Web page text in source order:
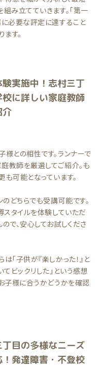
み立てていきます。「第一
必要な評定に達すること
す。
験実施中！志村三丁
校に詳しい家庭教師
介
との相性です。ランナーで
教師を厳選してご紹介。も
可能となっています。
どちらでも受講可能です。
タイルを体験していただ
で、安心してお試しくださ
「子供が『楽しかった！』と
ビックリした」という感想
子様に合うかどうかを確認
丁目の多様なニーズ
！発達障害・不登校